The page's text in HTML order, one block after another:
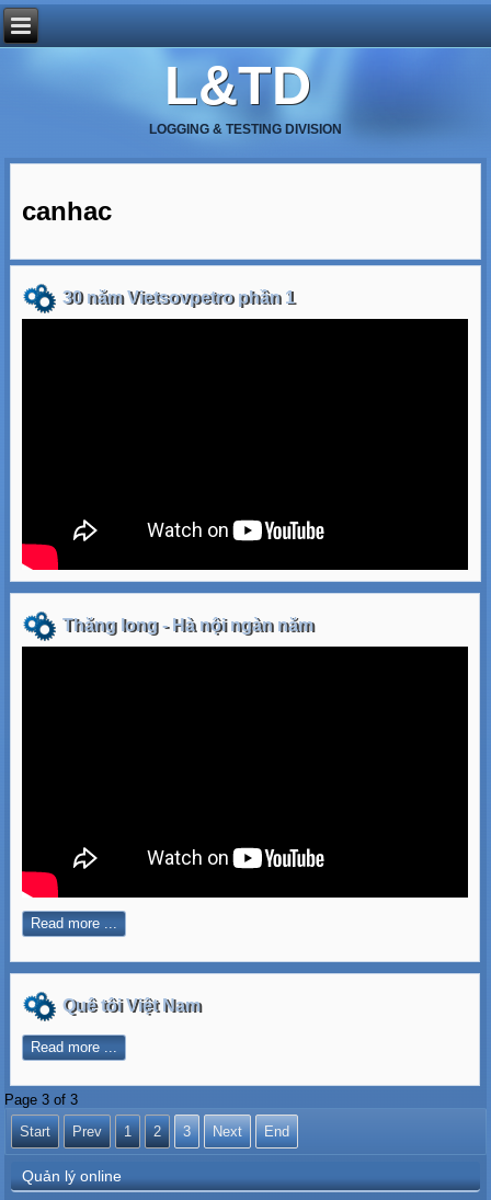
L&TD
LOGGING & TESTING DIVISION
canhac
30 năm Vietsovpetro phần 1
Thăng long - Hà nội ngàn năm
Read more ...
Quê tôi Việt Nam
Read more ...
Page 3 of 3
Start
Prev 1 2 3 Next End
Quản lý online